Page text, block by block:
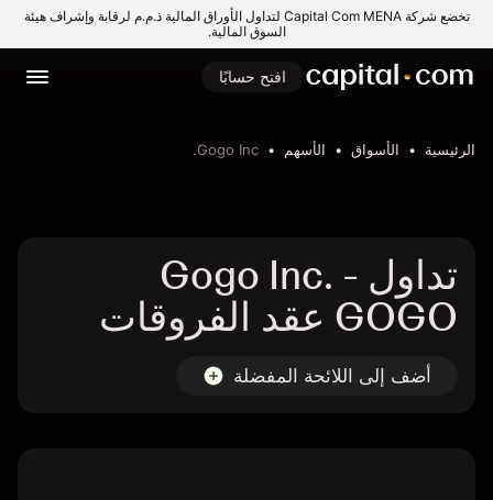
تخضع شركة Capital Com MENA لتداول الأوراق المالية ذ.م.م لرقابة وإشراف هيئة
السوق المالية.
افتح حسابًا
الرئيسية الأسواق الأسهم Gogo Inc.
تداول Gogo Inc. -
GOGO عقد الفروقات
أضف إلى اللائحة المفضلة